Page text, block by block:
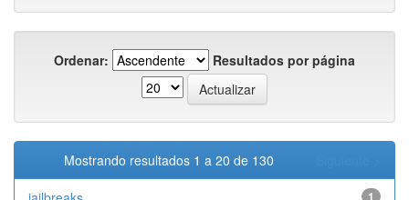
Ordenar: Resultados por página
Mostrando resultados 1 a 20 de 130
1